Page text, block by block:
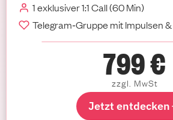
1 exklusiver 1:1 Call (60 Min)
Telegram‑Gruppe mit Impulsen
799 €
zzgl. MwSt
Jetzt entdecken